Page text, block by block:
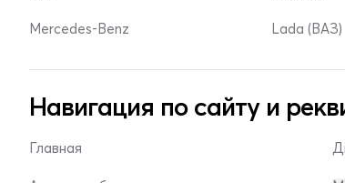
Mercedes-Benz Lada (ВАЗ)
Навигация по сайту и
Главная